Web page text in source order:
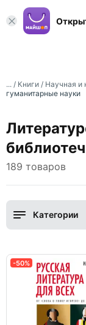
... / Книги / Научная и
гуманитарные науки
189 товаров
Категории
-50%